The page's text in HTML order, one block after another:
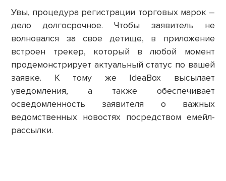
Увы, процедура регистрации торговых марок –
дело долгосрочное. Чтобы заявитель не
волновался за свое детище, в приложение
встроен трекер, который в любой момент
продемонстрирует актуальный статус по вашей
заявке. К тому же IdeaBox высылает
уведомления, а также обеспечивает
осведомленность заявителя о важных
ведомственных новостях посредством емейл-
рассылки.